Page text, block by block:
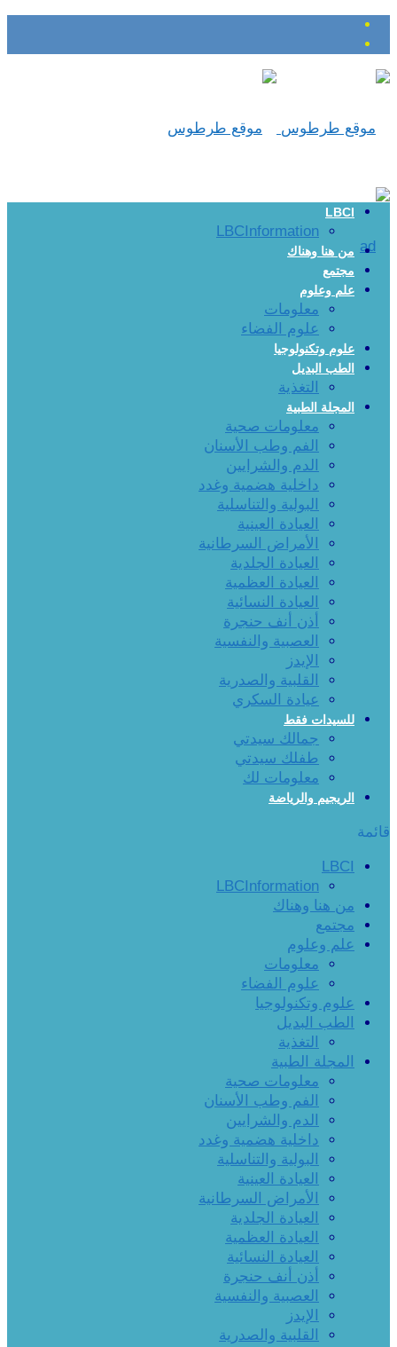
LBCI
LBCInformation
من هنا وهناك
مجتمع
علم وعلوم
معلومات
علوم الفضاء
علوم وتكنولوجيا
الطب البديل
التغذية
المجلة الطبية
معلومات صحية
الفم وطب الأسنان
الدم والشرايين
داخلية هضمية وغدد
البولية والتناسلية
العيادة العينية
الأمراض السرطانية
العيادة الجلدية
العيادة العظمية
العيادة النسائية
أذن أنف حنجرة
العصبية والنفسية
الإيدز
القلبية والصدرية
عيادة السكري
للسيدات فقط
جمالك سيدتي
طفلك سيدتي
معلومات لك
الريجيم والرياضة
قائمة
LBCI
LBCInformation
من هنا وهناك
مجتمع
علم وعلوم
معلومات
علوم الفضاء
علوم وتكنولوجيا
الطب البديل
التغذية
المجلة الطبية
معلومات صحية
الفم وطب الأسنان
الدم والشرايين
داخلية هضمية وغدد
البولية والتناسلية
العيادة العينية
الأمراض السرطانية
العيادة الجلدية
العيادة العظمية
العيادة النسائية
أذن أنف حنجرة
العصبية والنفسية
الإيدز
القلبية والصدرية